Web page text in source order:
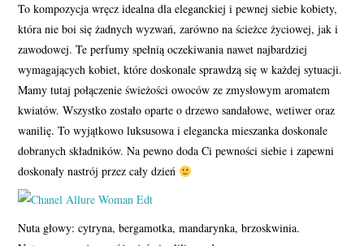
To kompozycja wręcz idealna dla eleganckiej i pewnej siebie kobiety,
która nie boi się żadnych wyzwań, zarówno na ścieżce życiowej, jak i
zawodowej. Te perfumy spełnią oczekiwania nawet najbardziej
wymagających kobiet, które doskonale sprawdzą się w każdej sytuacji.
Mamy tutaj połączenie świeżości owoców ze zmysłowym aromatem
kwiatów. Wszystko zostało oparte o drzewo sandałowe, wetiwer oraz
wanilię. To wyjątkowo luksusowa i elegancka mieszanka doskonale
dobranych składników. Na pewno doda Ci pewności siebie i zapewni
doskonały nastrój przez cały dzień
Nuta głowy: cytryna, bergamotka, mandarynka, brzoskwinia.